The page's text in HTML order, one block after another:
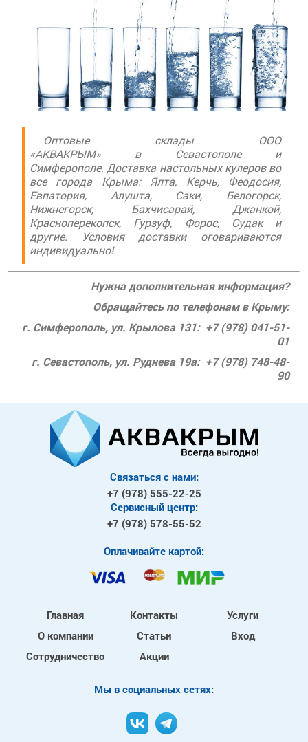
Оптовые склады ООО
«АКВАКРЫМ» в Севастополе и
Симферополе. Доставка настольных кулеров во
все города Крыма: Ялта, Керчь, Феодосия,
Евпатория, Алушта, Саки, Белогорск,
Нижнегорск, Бахчисарай, Джанкой,
Красноперекопск, Гурзуф, Форос, Судак и
другие. Условия доставки оговариваются
индивидуально!
Нужна дополнительная информация?
Обращайтесь по телефонам в Крыму:
г. Симферополь, ул. Крылова 131: +7 (978) 041-51-
01
г. Севастополь, ул. Руднева 19а: +7 (978) 748-48-
90
Связаться с нами:
+7 (978) 555-22-25
Сервисный центр:
+7 (978) 578-55-52
Оплачивайте картой:
Главная
О компании
Сотрудничество
Контакты
Статьи
Акции
Услуги
Вход
Mы в социальных сетях: